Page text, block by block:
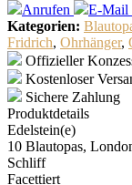
Anrufen
E-Mail
Kategorien:
Fridrich, Ohrhänger,
Offizieller
Kostenloser
Sichere Zahlung
Produktdetails
Edelstein(e)
10 Blautopas,
Schliff
Facettiert